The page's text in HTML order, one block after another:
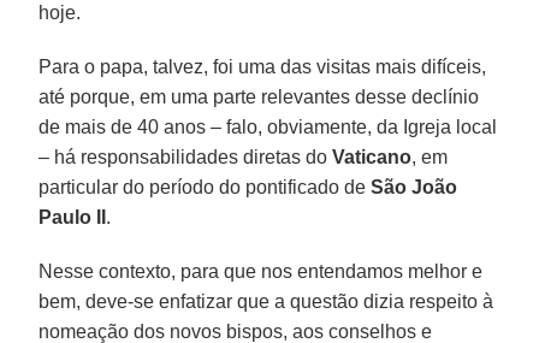
hoje.
Para o papa, talvez, foi uma das visitas mais difíceis,
até porque, em uma parte relevantes desse declínio
de mais de 40 anos – falo, obviamente, da Igreja local
– há responsabilidades diretas doVaticano, em
particular do período do pontificado deSão João
Paulo II .
Nesse contexto, para que nos entendamos melhor e
bem, deve-se enfatizar que a questão dizia respeito à
nomeação dos novos bispos, aos conselhos e